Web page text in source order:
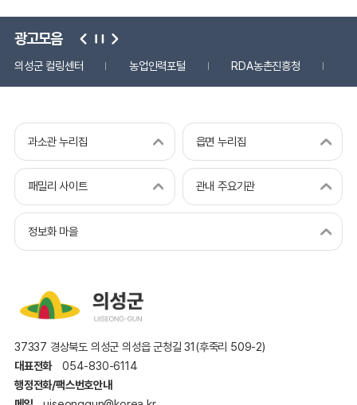
광고모음
의성군 컬링센터 농업인력포털 RDA농촌진흥청
과소관 누리집 읍면 누리집
패밀리 사이트 관내 주요기관
정보화 마을
37337 경상북도 의성군 의성읍 군청길 31(후죽리 509-2)
대표전화
054-830-6114
행정전화/팩스번호안내